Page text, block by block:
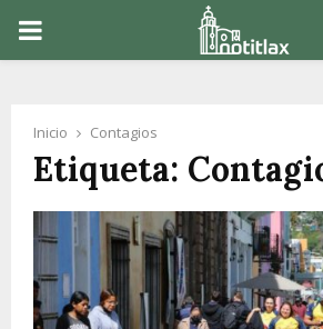
PRIMARY
Inicio Contagios
Etiqueta: